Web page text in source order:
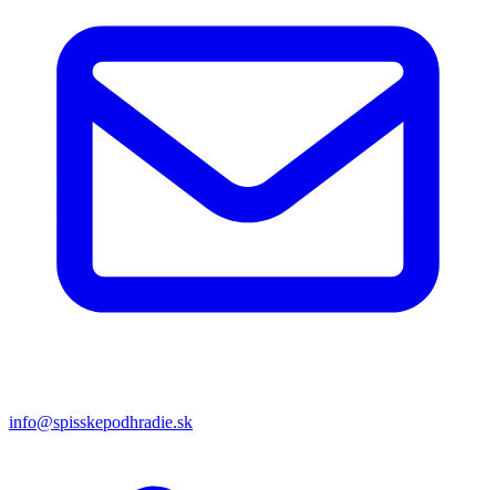
info@spisskepodhradie.sk